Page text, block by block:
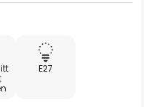
E27